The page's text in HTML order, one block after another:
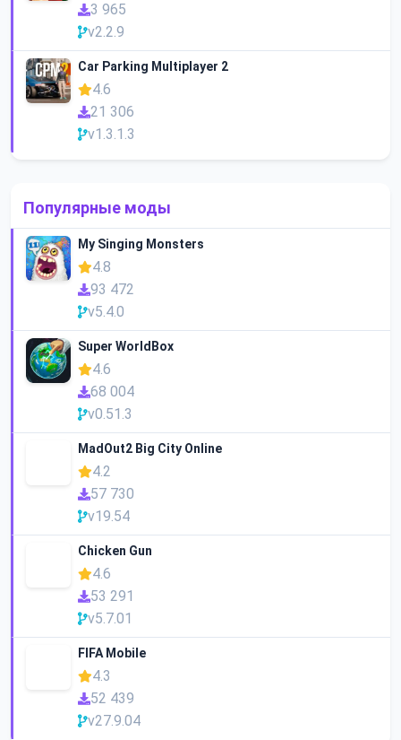
3 965
v2.2.9
Car Parking Multiplayer 2
4.6
21 306
v1.3.1.3
Популярные моды
My Singing Monsters
4.8
93 472
v5.4.0
Super WorldBox
4.6
68 004
v0.51.3
MadOut2 Big City Online
4.2
57 730
v19.54
Chicken Gun
4.6
53 291
v5.7.01
FIFA Mobile
4.3
52 439
v27.9.04